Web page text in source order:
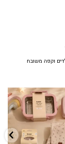
וקפה משובח
החדשה
9